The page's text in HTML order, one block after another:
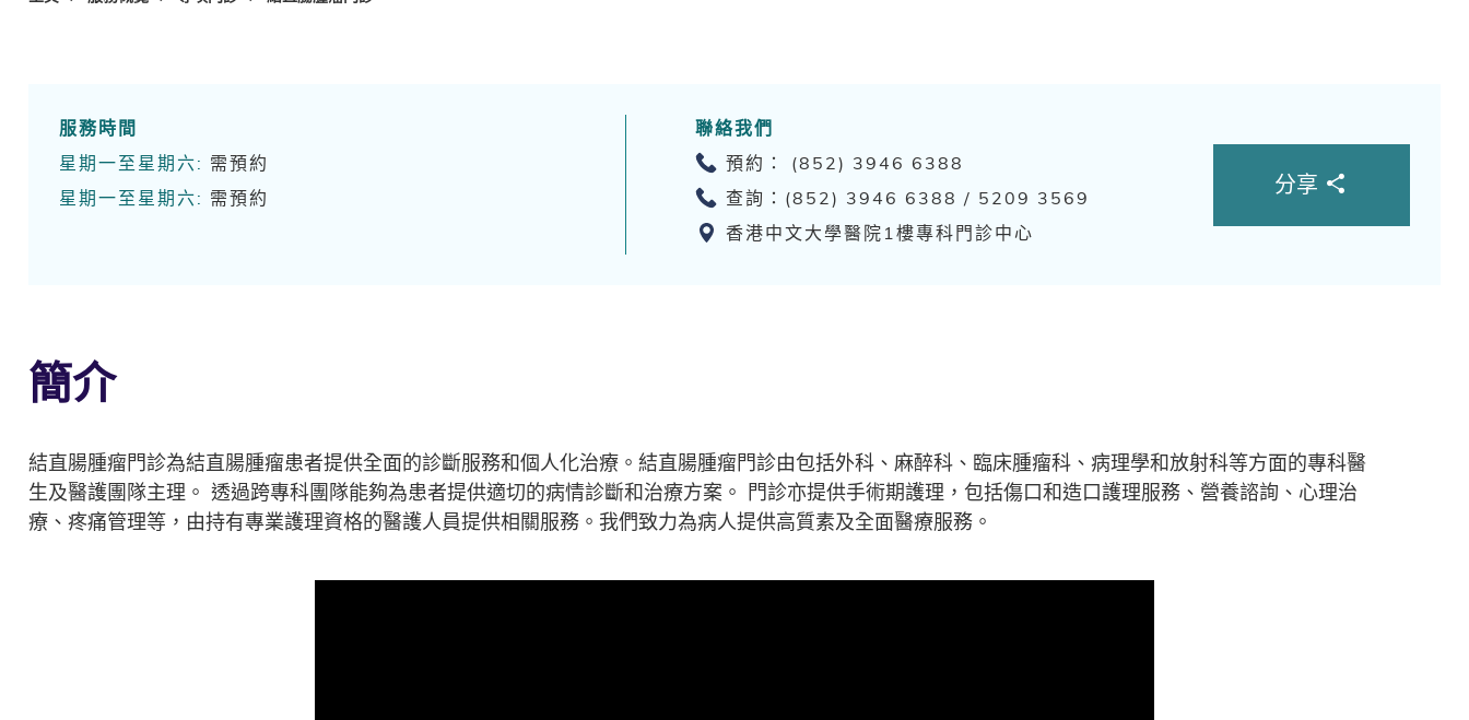
服務時間
星期一至星期六: 需預約
星期一至星期六: 需預約
聯絡我們
預約： (852) 3946 6388
查詢：(852) 3946 6388 / 5209 3569
香港中文大學醫院1樓專科門診中心
分享
簡介
結直腸腫瘤門診為結直腸腫瘤患者提供全面的診斷服務和個人化治療。結直腸腫瘤門診由包括外科、麻醉科、臨床腫瘤科、病理學和放射科等方面的專科醫
生及醫護團隊主理。 透過跨專科團隊能夠為患者提供適切的病情診斷和治療方案。 門診亦提供手術期護理，包括傷口和造口護理服務、營養諮詢、心理治
療、疼痛管理等，由持有專業護理資格的醫護人員提供相關服務。我們致力為病人提供高質素及全面醫療服務。